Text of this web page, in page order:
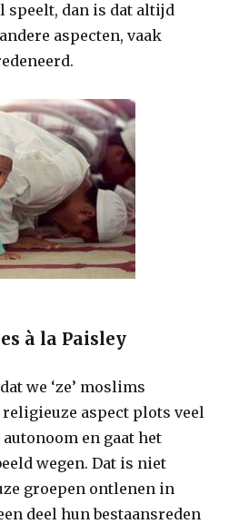
speelt, dan is dat altijd
aspecten, vaak
à la Paisley
we ‘ze’ moslims
aspect plots veel
en gaat het
wegen. Dat is niet
groepen ontlenen in
deel hun bestaansreden